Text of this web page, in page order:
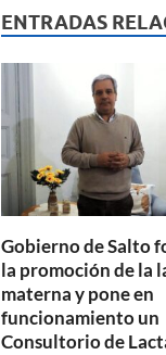
s
A
p
p
b
o
k
ENTRADAS
Gobierno de Salto
la promoción de la
materna y pone en
funcionamiento un
Consultorio de